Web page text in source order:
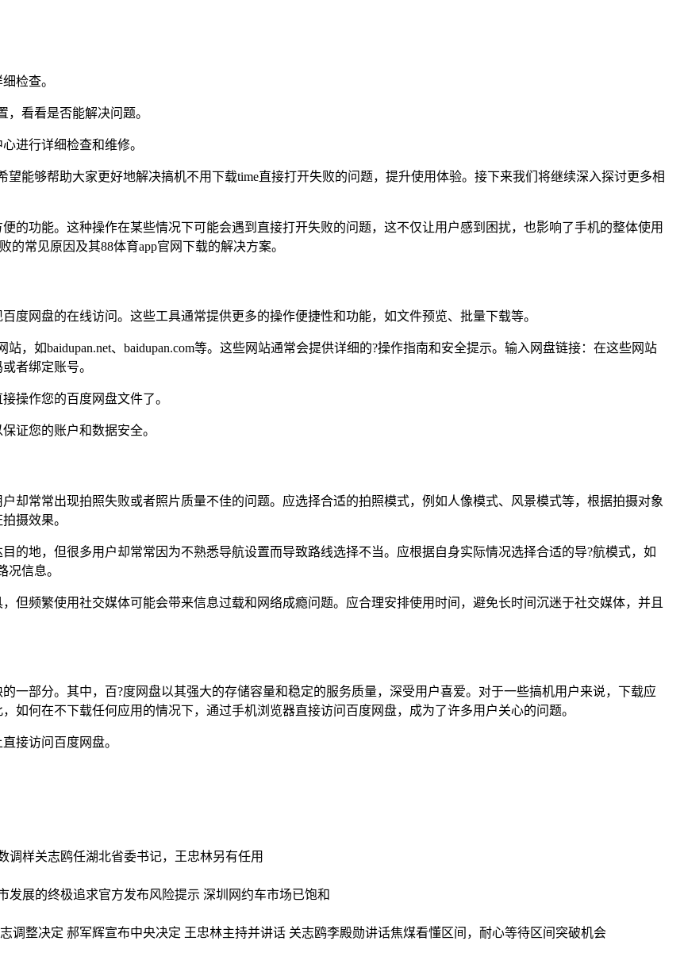
检查。
看看是否能解决问题。
进行详细检查和维修。
能够帮助大家更好地解决搞机不用下载time直接打开失败的问题，提升使用体验。接下来我们将继续深入探讨更多相
的功能。这种操作在某些情况下可能会遇到直接打开失败的问题，这不仅让用户感到困扰，也影响了手机的整体使用
常见原因及其88体育app官网下载的解决方案。
度网盘的在线访问。这些工具通常提供更多的操作便捷性和功能，如文件预览、批量下载等。
，如baidupan.net、baidupan.com等。这些网站通常会提供详细的?操作指南和安全提示。输入网盘链接：在这些网站
者绑定账号。
操作您的百度网盘文件了。
证您的账户和数据安全。
却常常出现拍照失败或者照片质量不佳的问题。应选择合适的拍照模式，例如人像模式、风景模式等，根据拍摄对象
摄效果。
的地，但很多用户却常常因为不熟悉导航设置而导致路线选择不当。应根据自身实际情况选择合适的导?航模式，如
信息。
但频繁使用社交媒体可能会带来信息过载和网络成瘾问题。应合理安排使用时间，避免长时间沉迷于社交媒体，并且
一部分。其中，百?度网盘以其强大的存储容量和稳定的服务质量，深受用户喜爱。对于一些搞机用户来说，下载应
如何在不下载任何应用的情况下，通过手机浏览器直接访问百度网盘，成为了许多用户关心的问题。
接访问百度网盘。
调样关志鸥任湖北省委书记，王忠林另有任用
发展的终极追求官方发布风险提示 深圳网约车市场已饱和
调整决定 郝军辉宣布中央决定 王忠林主持并讲话 关志鸥李殿勋讲话焦煤看懂区间，耐心等待区间突破机会